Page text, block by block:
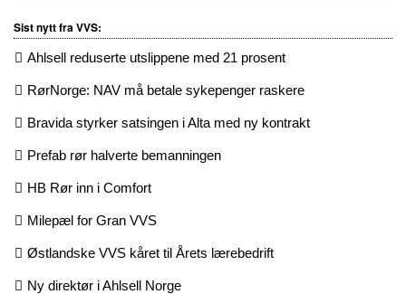
Sist nytt fra VVS:
Ahlsell reduserte utslippene med 21 prosent
RørNorge: NAV må betale sykepenger raskere
Bravida styrker satsingen i Alta med ny kontrakt
Prefab rør halverte bemanningen
HB Rør inn i Comfort
Milepæl for Gran VVS
Østlandske VVS kåret til Årets lærebedrift
Ny direktør i Ahlsell Norge